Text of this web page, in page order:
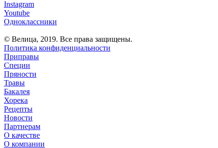
Instagram
Youtube
Одноклассники
© Велица, 2019. Все права защищены.
Политика конфиденциальности
Приправы
Специи
Пряности
Травы
Бакалея
Хорека
Рецепты
Новости
Партнерам
О качестве
О компании